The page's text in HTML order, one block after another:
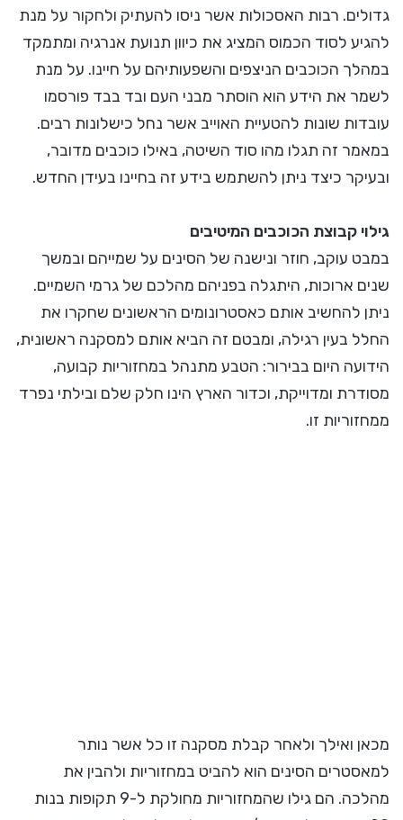
גדולים. רבות האסכולות אשר ניסו להעתיק ולחקור על מנת
להגיע לסוד הכמוס המציג את כיוון תנועת אנרגיה ומתמקד
במהלך הכוכבים הניצפים והשפעותיהם על חיינו. על מנת
לשמר את הידע הוא הוסתר מבני העם ובד בבד פורסמו
עובדות שונות להטעיית האוייב אשר נחל כישלונות רבים.
במאמר זה תגלו מהו סוד השיטה, באילו כוכבים מדובר,
ובעיקר כיצד ניתן להשתמש בידע זה בחיינו בעידן החדש.
גילוי קבוצת הכוכבים המיטיבים
במבט עוקב, חוזר ונישנה של הסינים על שמייהם ובמשך
שנים ארוכות, היתגלה בפניהם מהלכם של גרמי השמיים.
ניתן להחשיב אותם כאסטרונומים הראשונים שחקרו את
החלל בעין רגילה, ומבטם זה הביא אותם למסקנה ראשונית,
הידועה היום בבירור: הטבע מתנהל במחזוריות קבועה,
מסודרת ומדוייקת, וכדור הארץ הינו חלק שלם ובילתי נפרד
ממחזוריות זו.
מכאן ואילך ולאחר קבלת מסקנה זו כל אשר נותר
למאסטרים הסינים הוא להביט במחזוריות ולהבין את
מהלכה. הם גילו שהמחזוריות מחולקת ל-9 תקופות בנות